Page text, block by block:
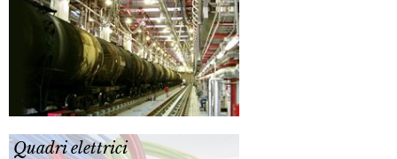
Quadri elettrici